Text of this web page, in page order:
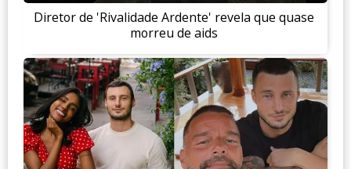
Diretor de 'Rivalidade Ardente' revela que quase
morreu de aids